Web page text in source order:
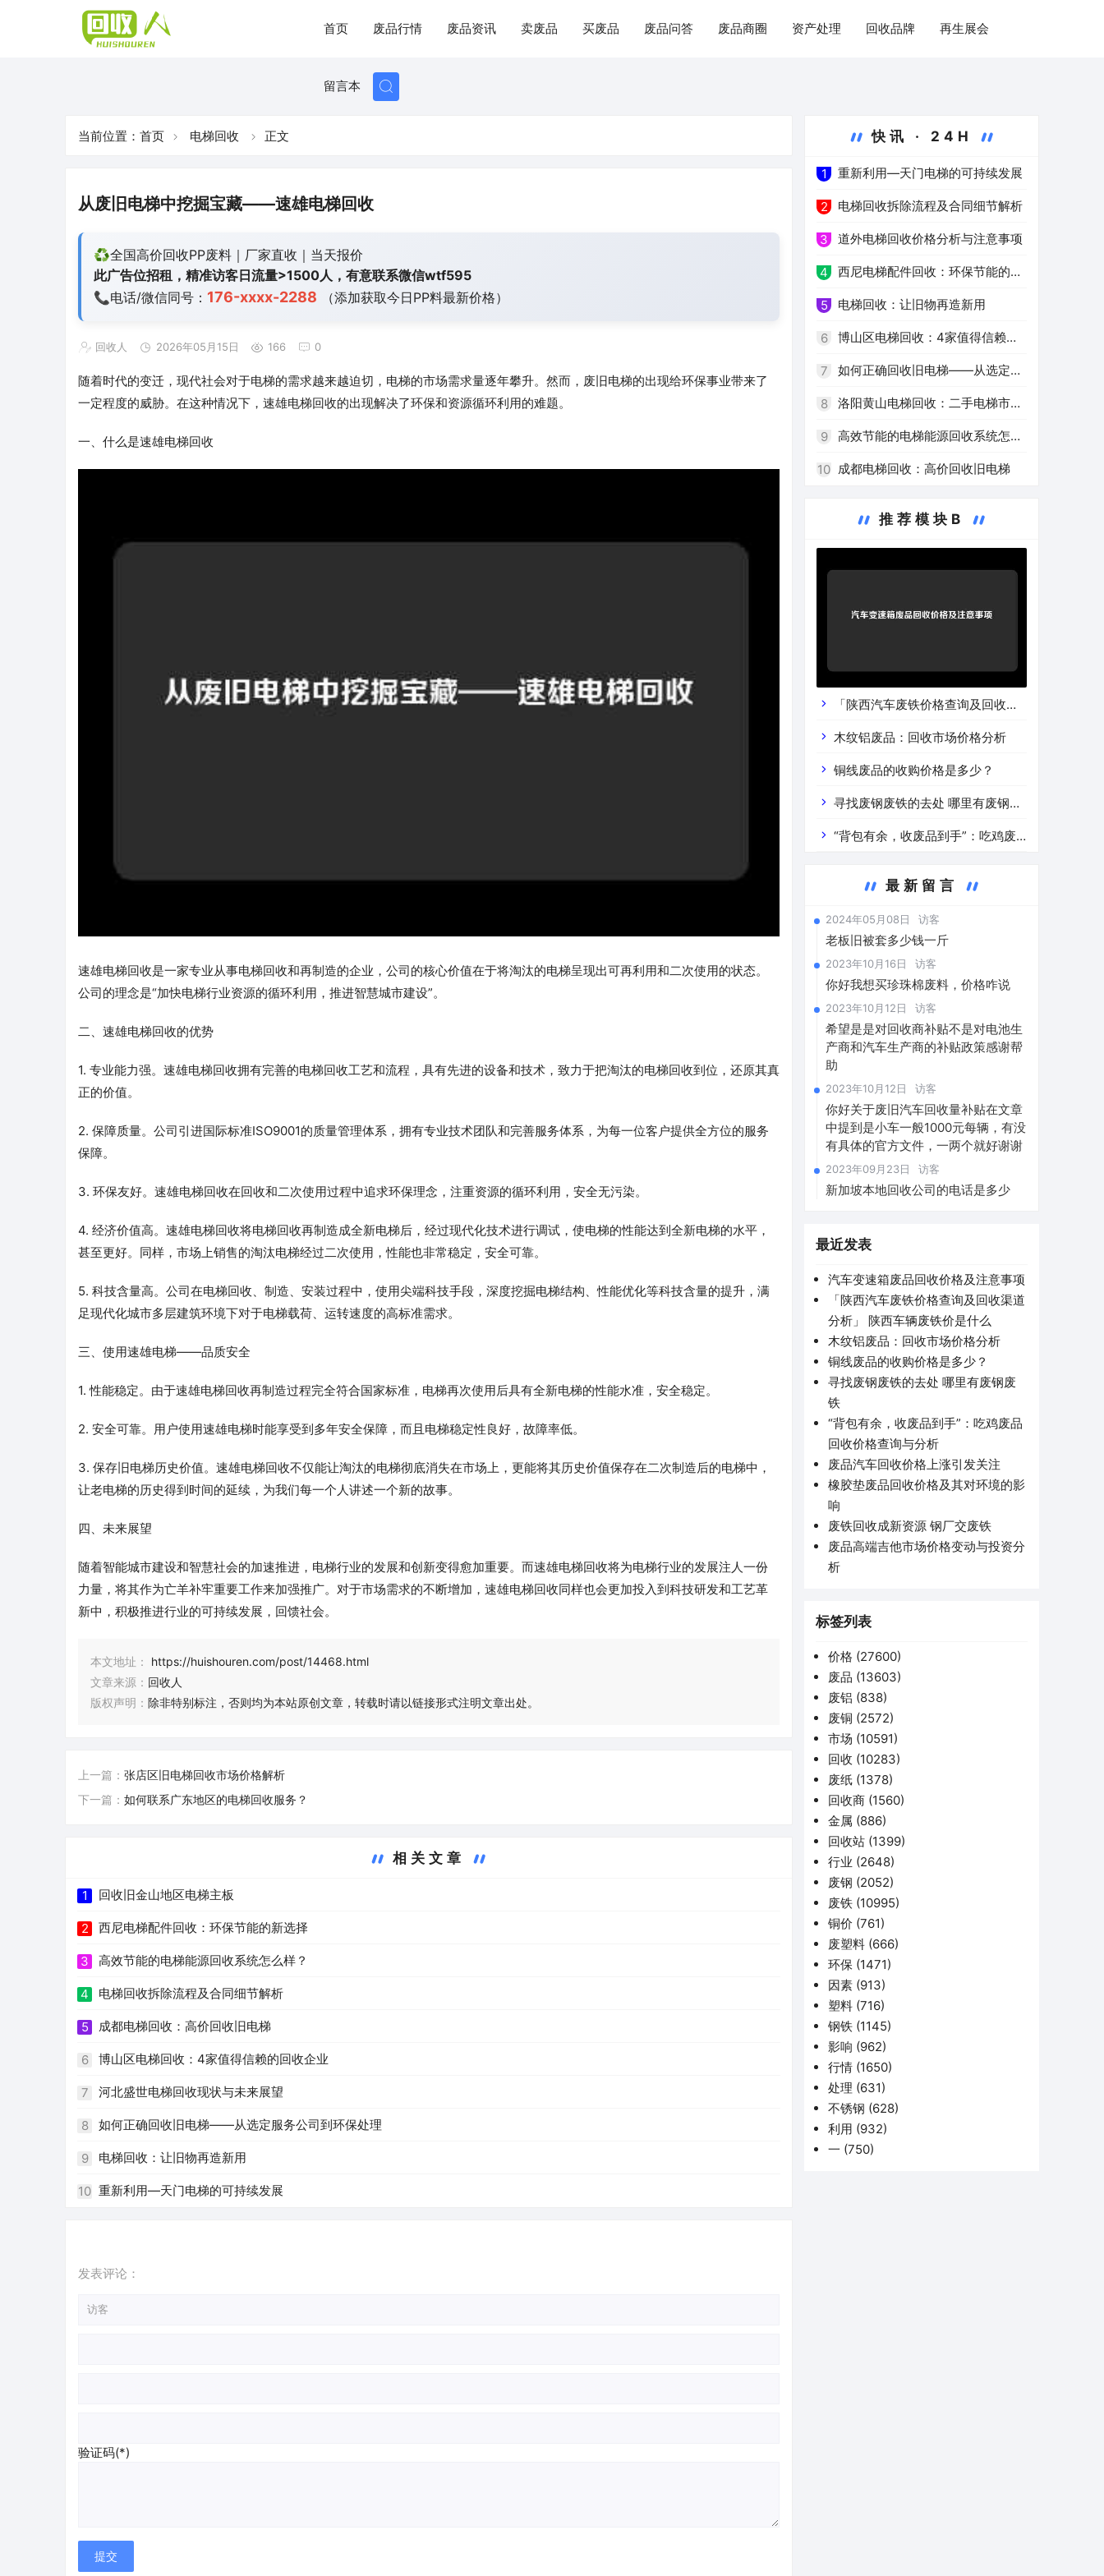
首页 废品行情 废品资讯 卖废品 买废品 废品问答 废品商圈 资产处理 回收品牌 再生展会
留言本
当前位置： 首页 电梯回收 正文
从废旧电梯中挖掘宝藏——速雄电梯回收
♻️全国高价回收PP废料｜厂家直收｜当天报价
此广告位招租，精准访客日流量>1500人，有意联系微信wtf595
📞电话/微信同号： 176-xxxx-2288 （添加获取今日PP料最新价格）
回收人 2026年05月15日 166 0
随着时代的变迁，现代社会对于电梯的需求越来越迫切，电梯的市场需求量逐年攀升。然而，废旧电梯的出现给环保事业带来了
一定程度的威胁。在这种情况下，速雄电梯回收的出现解决了环保和资源循环利用的难题。
一、什么是速雄电梯回收
速雄电梯回收是一家专业从事电梯回收和再制造的企业，公司的核心价值在于将淘汰的电梯呈现出可再利用和二次使用的状态。
公司的理念是“加快电梯行业资源的循环利用，推进智慧城市建设”。
二、速雄电梯回收的优势
1. 专业能力强。速雄电梯回收拥有完善的电梯回收工艺和流程，具有先进的设备和技术，致力于把淘汰的电梯回收到位，还原其真
正的价值。
2. 保障质量。公司引进国际标准ISO9001的质量管理体系，拥有专业技术团队和完善服务体系，为每一位客户提供全方位的服务
保障。
3. 环保友好。速雄电梯回收在回收和二次使用过程中追求环保理念，注重资源的循环利用，安全无污染。
4. 经济价值高。速雄电梯回收将电梯回收再制造成全新电梯后，经过现代化技术进行调试，使电梯的性能达到全新电梯的水平，
甚至更好。同样，市场上销售的淘汰电梯经过二次使用，性能也非常稳定，安全可靠。
5. 科技含量高。公司在电梯回收、制造、安装过程中，使用尖端科技手段，深度挖掘电梯结构、性能优化等科技含量的提升，满
足现代化城市多层建筑环境下对于电梯载荷、运转速度的高标准需求。
三、使用速雄电梯——品质安全
1. 性能稳定。由于速雄电梯回收再制造过程完全符合国家标准，电梯再次使用后具有全新电梯的性能水准，安全稳定。
2. 安全可靠。用户使用速雄电梯时能享受到多年安全保障，而且电梯稳定性良好，故障率低。
3. 保存旧电梯历史价值。速雄电梯回收不仅能让淘汰的电梯彻底消失在市场上，更能将其历史价值保存在二次制造后的电梯中，
让老电梯的历史得到时间的延续，为我们每一个人讲述一个新的故事。
四、未来展望
随着智能城市建设和智慧社会的加速推进，电梯行业的发展和创新变得愈加重要。而速雄电梯回收将为电梯行业的发展注人一份
力量，将其作为亡羊补牢重要工作来加强推广。对于市场需求的不断增加，速雄电梯回收同样也会更加投入到科技研发和工艺革
新中，积极推进行业的可持续发展，回馈社会。
本文地址：
https://huishouren.com/post/14468.html
文章来源： 回收人
版权声明： 除非特别标注，否则均为本站原创文章，转载时请以链接形式注明文章出处。
上一篇： 张店区旧电梯回收市场价格解析
下一篇： 如何联系广东地区的电梯回收服务？
相关文章
1 回收旧金山地区电梯主板
2 西尼电梯配件回收：环保节能的新选择
3 高效节能的电梯能源回收系统怎么样？
4 电梯回收拆除流程及合同细节解析
5 成都电梯回收：高价回收旧电梯
6 博山区电梯回收：4家值得信赖的回收企业
7 河北盛世电梯回收现状与未来展望
8 如何正确回收旧电梯——从选定服务公司到环保处理
9 电梯回收：让旧物再造新用
10 重新利用—天门电梯的可持续发展
发表评论：
验证码(*)
快讯 · 24H
1 重新利用—天门电梯的可持续发展
2 电梯回收拆除流程及合同细节解析
3 道外电梯回收价格分析与注意事项
4 西尼电梯配件回收：环保节能的新
选择
5 电梯回收：让旧物再造新用
6 博山区电梯回收：4家值得信赖的
回收企业
7 如何正确回收旧电梯——从选定服
务公司到环保处理
8 洛阳黄山电梯回收：二手电梯市场
的新热点
9 高效节能的电梯能源回收系统怎么
样？
10 成都电梯回收：高价回收旧电梯
推荐模块B
「陕西汽车废铁价格查询及回收渠
道分析」 陕西车辆废铁价是什么
木纹铝废品：回收市场价格分析
铜线废品的收购价格是多少？
寻找废钢废铁的去处 哪里有废钢废
铁 “背包有余，收废品到手”：吃鸡废
最新留言
2024年05月08日 访客
老板旧被套多少钱一斤
2023年10月16日 访客
你好我想买珍珠棉废料，价格咋说
2023年10月12日 访客
希望是是对回收商补贴不是对电池生
产商和汽车生产商的补贴政策感谢帮
助
2023年10月12日 访客
你好关于废旧汽车回收量补贴在文章
中提到是小车一般1000元每辆，有没
有具体的官方文件，一两个就好谢谢
2023年09月23日 访客
新加坡本地回收公司的电话是多少
最近发表
汽车变速箱废品回收价格及注意事项
「陕西汽车废铁价格查询及回收渠道
分析」 陕西车辆废铁价是什么
木纹铝废品：回收市场价格分析
铜线废品的收购价格是多少？
寻找废钢废铁的去处 哪里有废钢废
铁
“背包有余，收废品到手”：吃鸡废品
回收价格查询与分析
废品汽车回收价格上涨引发关注
橡胶垫废品回收价格及其对环境的影
响
废铁回收成新资源 钢厂交废铁
废品高端吉他市场价格变动与投资分
析
标签列表
价格 (27600)
废品 (13603)
废铝 (838)
废铜 (2572)
市场 (10591)
回收 (10283)
废纸 (1378)
回收商 (1560)
金属 (886)
回收站 (1399)
行业 (2648)
废钢 (2052)
废铁 (10995)
铜价 (761)
废塑料 (666)
环保 (1471)
因素 (913)
塑料 (716)
钢铁 (1145)
影响 (962)
行情 (1650)
处理 (631)
不锈钢 (628)
利用 (932)
一 (750)